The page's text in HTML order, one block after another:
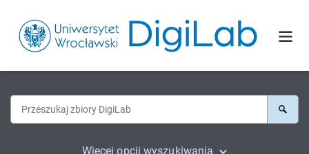
Więcej opcji wyszukiwania